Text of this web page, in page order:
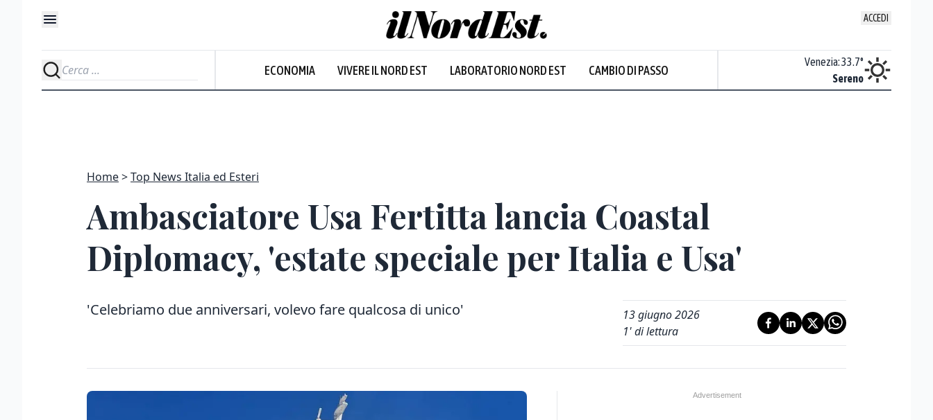
ACCEDI
ECONOMIA VIVERE IL NORD EST LABORATORIO NORD EST CAMBIO DI PASSO
Sereno
Venezia:33.7°
Sereno
Home Top News Italia ed Esteri
Ambasciatore Usa Fertitta lancia Coastal
Diplomacy, 'estate speciale per Italia e Usa'
'Celebriamo due anniversari, volevo fare qualcosa di unico'
13 giugno 2026
1' di lettura